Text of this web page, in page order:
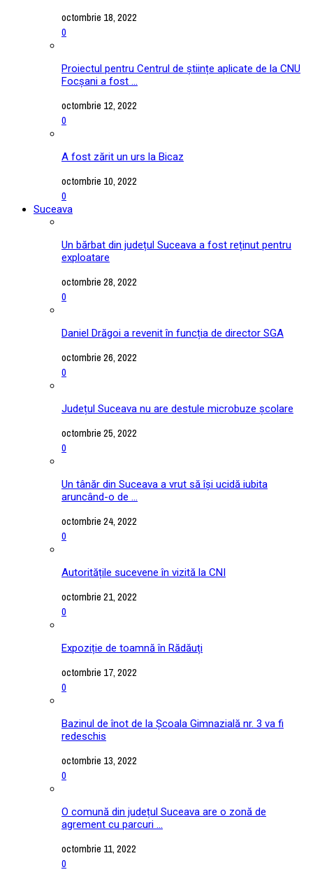
octombrie 18, 2022
0
Proiectul pentru Centrul de științe aplicate de la CNU
Focșani a fost ...
octombrie 12, 2022
0
A fost zărit un urs la Bicaz
octombrie 10, 2022
0
Suceava
Un bărbat din județul Suceava a fost reținut pentru
exploatare
octombrie 28, 2022
0
Daniel Drăgoi a revenit în funcția de director SGA
octombrie 26, 2022
0
Județul Suceava nu are destule microbuze școlare
octombrie 25, 2022
0
Un tânăr din Suceava a vrut să își ucidă iubita
aruncând-o de ...
octombrie 24, 2022
0
Autoritățile sucevene în vizită la CNI
octombrie 21, 2022
0
Expoziție de toamnă în Rădăuți
octombrie 17, 2022
0
Bazinul de înot de la Școala Gimnazială nr. 3 va fi
redeschis
octombrie 13, 2022
0
O comună din județul Suceava are o zonă de
agrement cu parcuri ...
octombrie 11, 2022
0